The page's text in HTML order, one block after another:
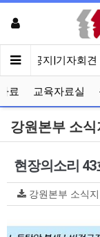
인 공지|기자회견
료 교육자료실
강원본부 소식
현장의소리 43
강원본부 소식